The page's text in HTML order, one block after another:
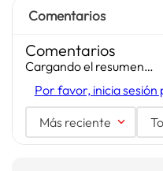
Comentarios
Comentarios
Cargando el resumen…
Por favor, inicia
Más reciente